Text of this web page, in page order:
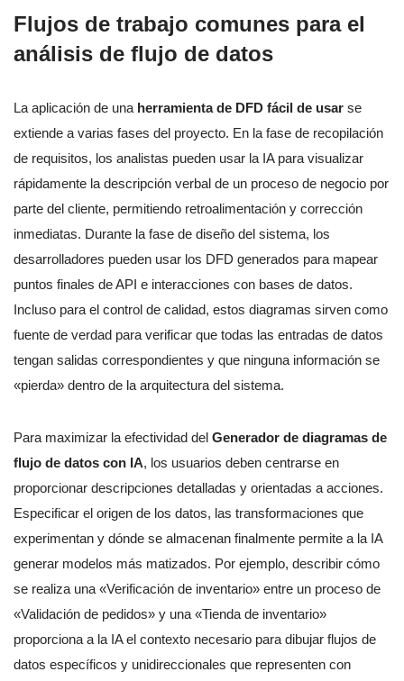
Flujos de trabajo comunes para el
análisis de flujo de datos
La aplicación de una herramienta de DFD fácil de usar se
extiende a varias fases del proyecto. En la fase de recopilación
de requisitos, los analistas pueden usar la IA para visualizar
rápidamente la descripción verbal de un proceso de negocio por
parte del cliente, permitiendo retroalimentación y corrección
inmediatas. Durante la fase de diseño del sistema, los
desarrolladores pueden usar los DFD generados para mapear
puntos finales de API e interacciones con bases de datos.
Incluso para el control de calidad, estos diagramas sirven como
fuente de verdad para verificar que todas las entradas de datos
tengan salidas correspondientes y que ninguna información se
«pierda» dentro de la arquitectura del sistema.
Para maximizar la efectividad del Generador de diagramas de
flujo de datos con IA, los usuarios deben centrarse en
proporcionar descripciones detalladas y orientadas a acciones.
Especificar el origen de los datos, las transformaciones que
experimentan y dónde se almacenan finalmente permite a la IA
generar modelos más matizados. Por ejemplo, describir cómo
se realiza una «Verificación de inventario» entre un proceso de
«Validación de pedidos» y una «Tienda de inventario»
proporciona a la IA el contexto necesario para dibujar flujos de
datos específicos y unidireccionales que representen con